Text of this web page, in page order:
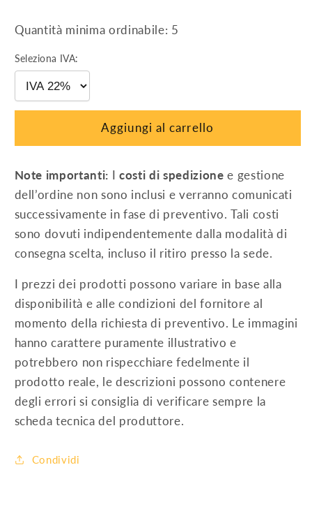
centrale
nero
per
fissaggio
moduli
30
32
mm)
centrale
(sp.
30
32
mm)
Quantità minima ordinabile: 5
Seleziona IVA:
Aggiungi al carrello
Note importanti: Icosti di spedizione e gestione
dell’ordine non sono inclusi e verranno comunicati
successivamente in fase di preventivo. Tali costi
sono dovuti indipendentemente dalla modalità di
consegna scelta, incluso il ritiro presso la sede.
I prezzi dei prodotti possono variare in base alla
disponibilità e alle condizioni del fornitore al
momento della richiesta di preventivo. Le immagini
hanno carattere puramente illustrativo e
potrebbero non rispecchiare fedelmente il
prodotto reale, le descrizioni possono contenere
degli errori si consiglia di verificare sempre la
scheda tecnica del produttore.
Condividi